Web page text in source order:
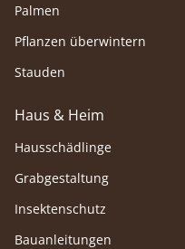
Palmen
Pflanzen überwintern
Stauden
Haus & Heim
Hausschädlinge
Grabgestaltung
Insektenschutz
Bauanleitungen